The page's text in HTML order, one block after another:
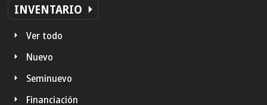
INVENTARIO
Ver todo
Nuevo
Seminuevo
Financiación